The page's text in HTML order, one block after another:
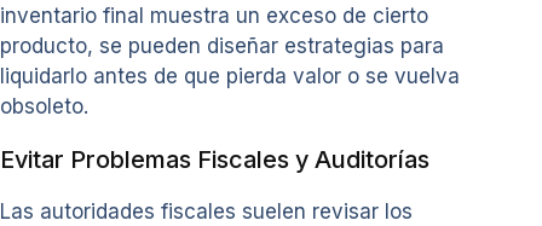
inventario final muestra un exceso de cierto
producto, se pueden diseñar estrategias para
liquidarlo antes de que pierda valor o se vuelva
obsoleto.
Evitar Problemas Fiscales y Auditorías
Las autoridades fiscales suelen revisar los